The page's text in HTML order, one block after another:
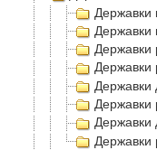
Державки
Державки
Державки
Державки
Державки
Державки
Державки
Державки